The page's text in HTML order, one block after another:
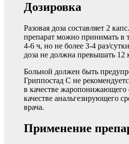
Дозировка
Разовая доза составляет 2
препарат можно принимать в
4-6 ч, но не более 3-4 раз/
доза не должна превышать 12
Больной должен быть
Гриппостад С не
в качестве жаропонижающего
качестве анальгезирующего
врача.
Применение